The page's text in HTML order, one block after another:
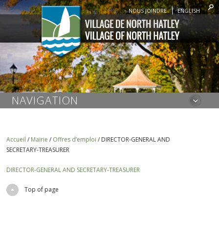
NOUS JOINDRE ENGLISH
NAVIGATION
Accueil / Mairie / Offres d’emploi / DIRECTOR-GENERAL AND
SECRETARY-TREASURER
DIRECTOR-GENERAL AND SECRETARY-TREASURER
Top of page